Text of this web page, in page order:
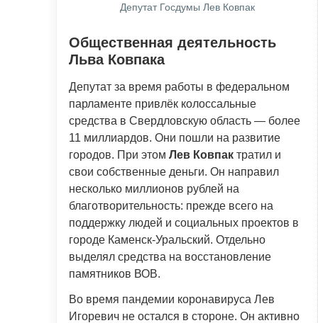
Депутат Госдумы Лев Ковпак
Общественная деятельность
Льва Ковпака
Депутат за время работы в федеральном
парламенте привлёк колоссальные
средства в Свердловскую область — более
11 миллиардов. Они пошли на развитие
городов. При этом Лев Ковпак тратил и
свои собственные деньги. Он направил
несколько миллионов рублей на
благотворительность: прежде всего на
поддержку людей и социальных проектов в
городе Каменск-Уральский. Отдельно
выделял средства на восстановление
памятников ВОВ.
Во время пандемии коронавируса Лев
Игоревич не остался в стороне. Он активно